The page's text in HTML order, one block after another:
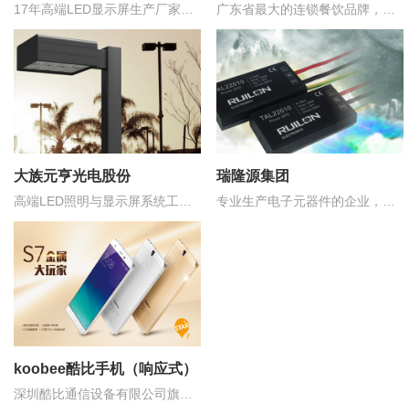
17年高端LED显示屏生产厂家，
中国制造500强企业，
广东省最大的连锁餐饮品牌，董
事长“孙亚富”2018年入选广东省
十大青年企业家
大族元亨光电股份
高端LED照明与显示屏系统工程
解决方案提供商
瑞隆源集团
专业生产电子元器件的企业，国
koobee酷比手机（响应式）
深圳酷比通信设备有限公司旗下